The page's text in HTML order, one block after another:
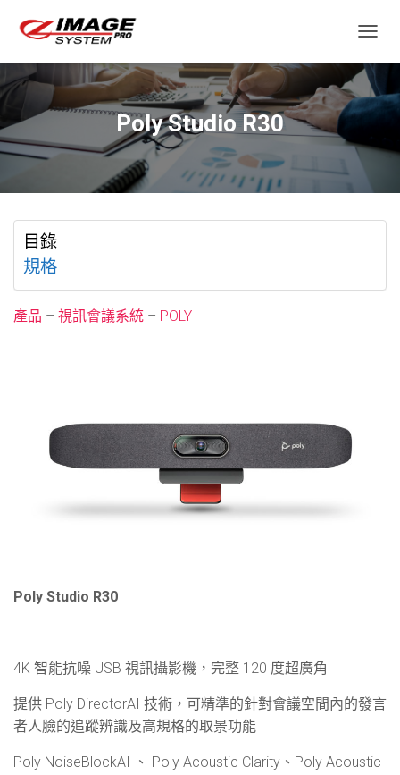
Poly Studio R30
目錄
規格
產品 – 視訊會議系統 – POLY
Poly Studio R30
4K 智能抗噪 USB 視訊攝影機，完整 120 度超廣角
提供 Poly DirectorAI 技術，可精準的針對會議空間內的發言
者人臉的追蹤辨識及高規格的取景功能
Poly NoiseBlockAI 、 Poly Acoustic Clarity 、 Poly Acoustic